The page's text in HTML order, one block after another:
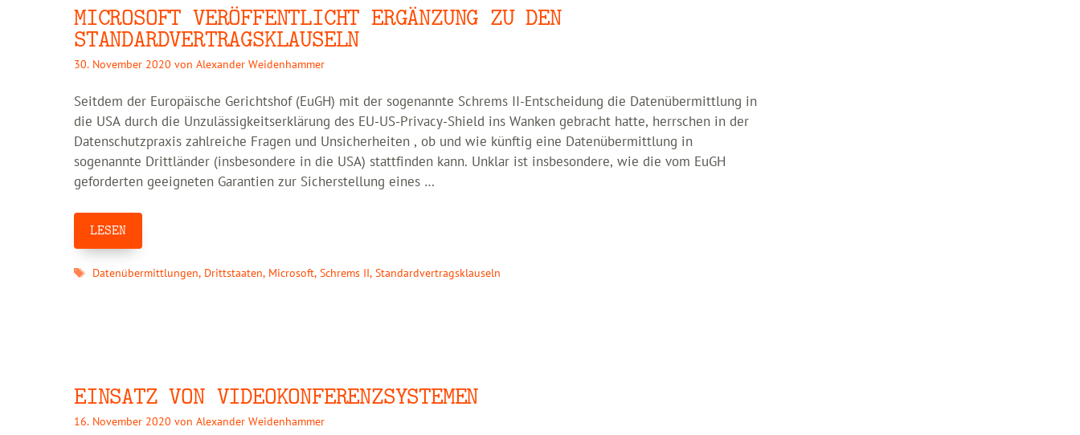
MICROSOFT VERÖFFENTLICHT ERGÄNZUNG ZU DEN
STANDARDVERTRAGSKLAUSELN
30. November 2020 von Alexander Weidenhammer
Seitdem der Europäische Gerichtshof (EuGH) mit der sogenannte Schrems II-Entscheidung die Datenübermittlung in
die USA durch die Unzulässigkeitserklärung des EU-US-Privacy-Shield ins Wanken gebracht hatte, herrschen in der
Datenschutzpraxis zahlreiche Fragen und Unsicherheiten , ob und wie künftig eine Datenübermittlung in
sogenannte Drittländer (insbesondere in die USA) stattfinden kann. Unklar ist insbesondere, wie die vom EuGH
geforderten geeigneten Garantien zur Sicherstellung eines …
LESEN
Schlagwörter
Datenübermittlungen, Drittstaaten, Microsoft,Schrems II,Standardvertragsklauseln
EINSATZ VON VIDEOKONFERENZSYSTEMEN
16. November 2020 von Alexander Weidenhammer